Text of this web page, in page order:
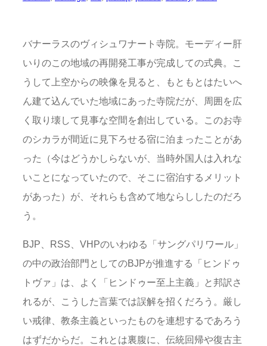
バナーラスのヴィシュワナート寺院。モーディー肝
いりのこの地域の再開発工事が完成しての式典。こ
うして上空からの映像を見ると、もともとはたいへ
ん建て込んでいた地域にあった寺院だが、周囲を広
く取り壊して見事な空間を創出している。このお寺
のシカラが間近に見下ろせる宿に泊まったことがあ
った（今はどうかしらないが、当時外国人は入れな
いことになっていたので、そこに宿泊するメリット
があった）が、それらも含めて地ならししたのだろ
う。
BJP、RSS、VHPのいわゆる「サングパリワール」
の中の政治部門としてのBJPが推進する「ヒンドゥ
トヴァ」は、よく「ヒンドゥー至上主義」と邦訳さ
れるが、こうした言葉では誤解を招くだろう。厳し
い戒律、教条主義といったものを連想するであろう
はずだからだ。これとは裏腹に、伝統回帰や復古主